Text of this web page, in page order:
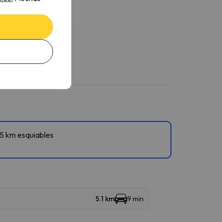
km esquiables
5.1 km 9 min